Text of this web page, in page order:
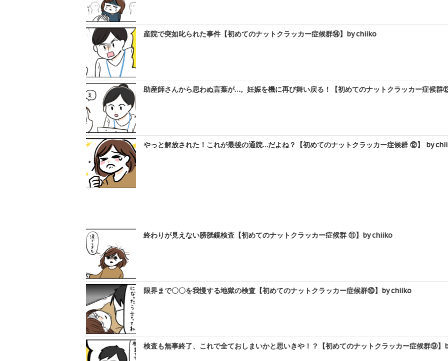
産院で突如叱られた事件【初めてのナットクラッカー症候群⑭】by chiiko
助産師さんから思わぬ言葉が…。妊娠を機に再び舞い戻る！【初めてのナットクラッカー症候
やっと解放された！これが最後の通院…だよね？【初めてのナットクラッカー症候群 ⑫】 by
終わりが見えない膀胱鏡検査【初めてのナットクラッカー症候群 ⑪】by chiiko
限界まで〇〇を我慢する地獄の検査【初めてのナットクラッカー症候群⑩】by chiiko
検査も無事終了、これで全ておしまいかと思いきや！？【初めてのナットクラッカー症候群⑨